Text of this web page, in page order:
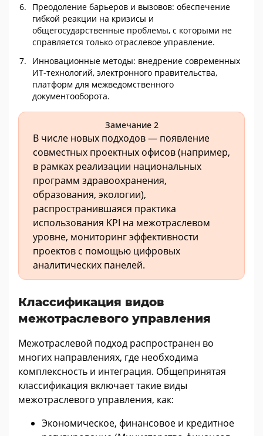
Преодоление барьеров и вызовов: обеспечение
гибкой реакции на кризисы и
общегосударственные проблемы, с которыми не
справляется только отраслевое управление.
Инновационные методы: внедрение современных
ИТ-технологий, электронного правительства,
платформ для межведомственного
документооборота.
Замечание 2
В числе новых подходов — появление
совместных проектных офисов (например,
в рамках реализации национальных
программ здравоохранения,
образования, экологии),
распространившаяся практика
использования KPI на межотраслевом
уровне, мониторинг эффективности
проектов с помощью цифровых
аналитических панелей.
Классификация видов
межотраслевого управления
Межотраслевой подход распространен во
многих направлениях, где необходима
комплексность и интеграция. Общепринятая
классификация включает такие виды
межотраслевого управления, как:
Экономическое, финансовое и кредитное